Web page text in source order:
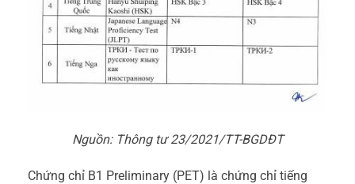
Nguồn: Thông tư 23/2021/TT-BGDĐT
Chứng chỉ B1 Preliminary (PET) là chứng chỉ tiếng